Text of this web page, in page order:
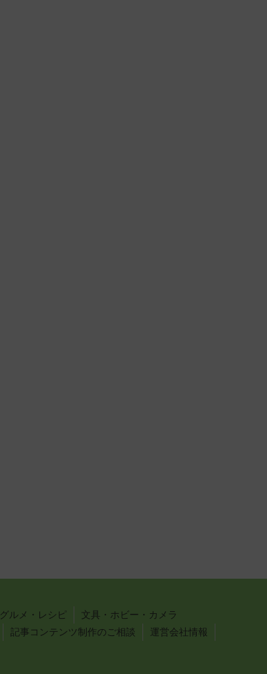
グルメ・レシピ
文具・ホビー・カメラ
記事コンテンツ制作のご相談 運営会社情報